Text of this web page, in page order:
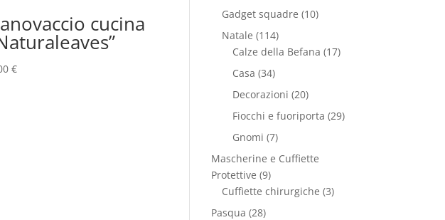
cucina
€
Gadget squadre (10)
Natale (114)
Calze della Befana (17)
Casa (34)
Decorazioni (20)
Fiocchi e fuoriporta (29)
Gnomi (7)
Mascherine e Cuffiette
Protettive (9)
Cuffiette chirurgiche (3)
Pasqua (28)